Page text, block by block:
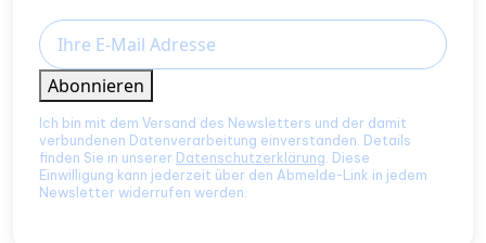
Email
Abonnieren
Ich bin mit dem Versand des Newsletters und der damit
verbundenen Datenverarbeitung einverstanden. Details
finden Sie in unserer Datenschutzerklärung. Diese
Einwilligung kann jederzeit über den Abmelde-Link in jedem
Newsletter widerrufen werden.